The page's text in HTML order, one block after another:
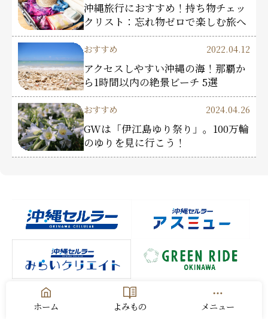
沖縄旅行におすすめ！持ち物チェッ
クリスト：忘れ物ゼロで楽しむ旅へ
おすすめ 2022.04.12
アクセスしやすい沖縄の海！那覇か
ら1時間以内の絶景ビーチ 5選
おすすめ 2024.04.26
GWは「伊江島ゆり祭り」。100万輪
のゆりを見に行こう！
ホーム よみもの メニュー